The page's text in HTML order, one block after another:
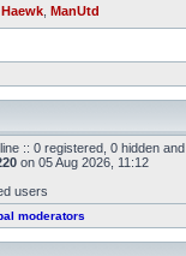
Haewk ManUtd
:: 0 registered, 0 hidden
on 05 Aug 2026, 11:12
users
moderators